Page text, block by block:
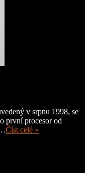
v srpnu 1998, se
první procesor od
Číst celé »